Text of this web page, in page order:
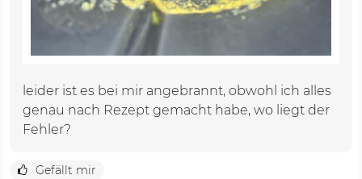
leider ist es bei mir angebrannt, obwohl ich alles
genau nach Rezept gemacht habe, wo liegt der
Fehler?
Gefällt mir